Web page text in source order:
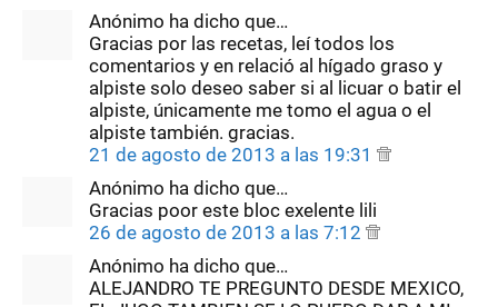
Anónimo ha dicho que…
Gracias por las recetas, leí todos los
comentarios y en relació al hígado graso y
alpiste solo deseo saber si al licuar o batir el
alpiste, únicamente me tomo el agua o el
alpiste también. gracias.
21 de agosto de 2013 a las 19:31
Anónimo ha dicho que…
Gracias poor este bloc exelente lili
26 de agosto de 2013 a las 7:12
Anónimo ha dicho que…
ALEJANDRO TE PREGUNTO DESDE MEXICO,